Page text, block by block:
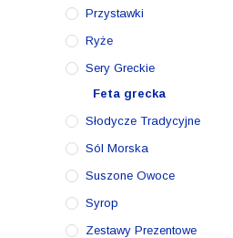
Przystawki
Ryże
Sery Greckie
Feta grecka
Słodycze Tradycyjne
Sól Morska
Suszone Owoce
Syrop
Zestawy Prezentowe